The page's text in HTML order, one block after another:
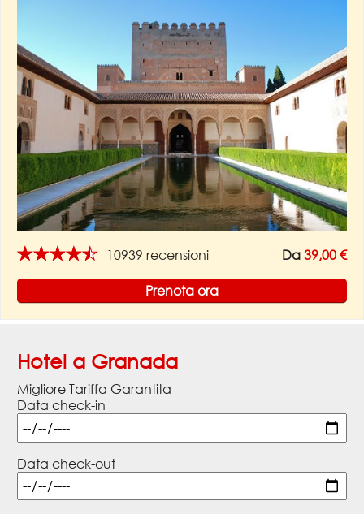
★★★★★ 10939 recensioni Da 39,00 €
Prenota ora
Hotel a Granada
Migliore Tariffa Garantita
Data check-in
Data check-out